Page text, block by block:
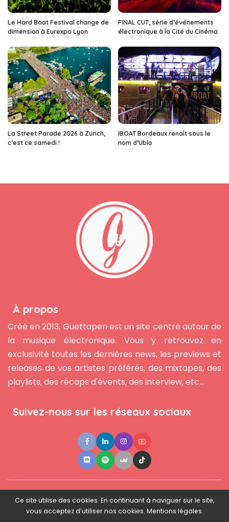
Le Hard Boat Festival change de
dimension à Eurexpo Lyon
FINAL CUT, série d’événements
électronique à la Cité du Cinéma
La Street Parade 2026 à Zurich,
c’est ce samedi !
IBOAT Bordeaux renaît sous le
nom d’Ublo
À propos
Créé en 2013, Guettapen est un site centré autour de
la musique électronique. Vous y retrouvez en
exclusivité toutes les dernières news, les previews et
releases de vos artistes préférés, des mixtapes, des
playlists, des récaps d'évents, des interview, etc...
Suivez-nous sur les réseaux sociaux
Contact ●Newsletter ● L'équipe ● Mentions légales
Ce site utilise des cookies. En continuant à naviguer sur le site,
vous acceptez d’utiliser nos cookies. Mentions légales.